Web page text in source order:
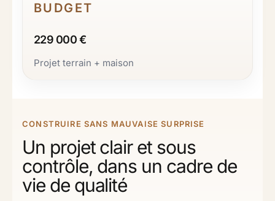
BUDGET
229 000 €
Projet terrain + maison
CONSTRUIRE SANS MAUVAISE SURPRISE
Un projet clair et sous
contrôle, dans un cadre de
vie de qualité